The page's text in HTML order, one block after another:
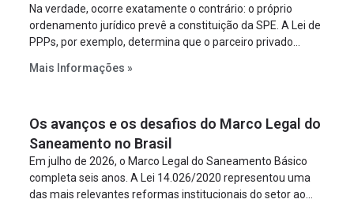
Na verdade, ocorre exatamente o contrário: o próprio
ordenamento jurídico prevê a constituição da SPE. A Lei de
PPPs, por exemplo, determina que o parceiro privado
empreendimento. Ou seja, a suposta “fraude à licitação” é
projeto a projeto.
Mais Informações »
Os avanços e os desafios do Marco Legal do
Saneamento no Brasil
Em julho de 2026, o Marco Legal do Saneamento Básico
completa seis anos. A Lei 14.026/2020 representou uma
das mais relevantes reformas institucionais do setor ao